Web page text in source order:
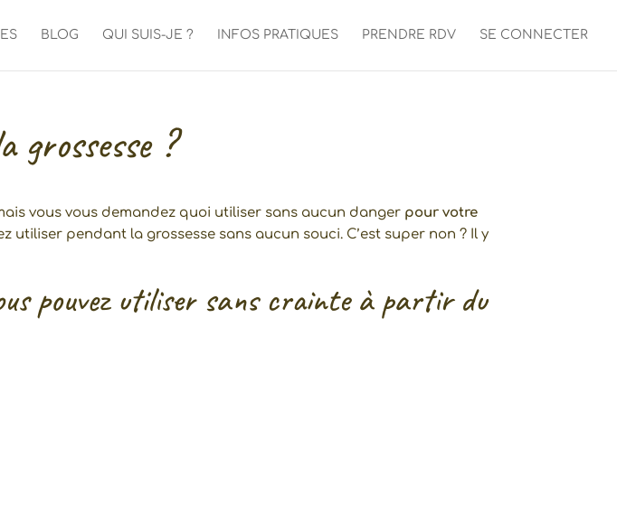
BLOG QUI SUIS-JE ? INFOS PRATIQUES PRENDRE RDV SE CONNECTER
grossesse ?
vous vous demandez quoi utiliser sans aucun danger pour votre
utiliser pendant la grossesse sans aucun souci. C’est super non ? Il y
pouvez utiliser sans crainte à partir du